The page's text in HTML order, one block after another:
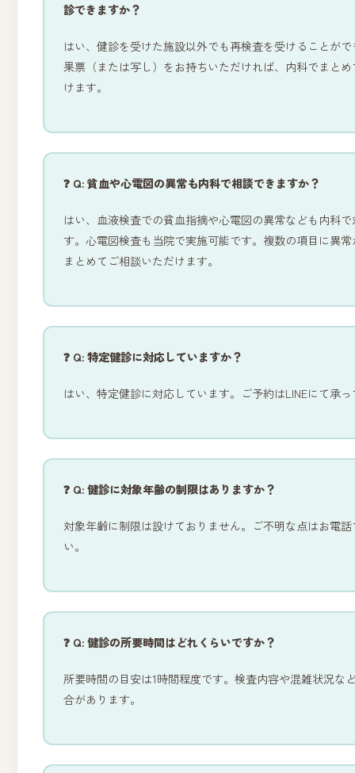
診できますか？
はい、健診を受けた施設以外でも再検査を受けることが
果票（または写し）をお持ちいただければ、内科でまと
けます。
❓ Q: 貧血や心電図の異常も内科で相談できますか？
はい、血液検査での貧血指摘や心電図の異常なども内科
す。心電図検査も当院で実施可能です。複数の項目に異
まとめてご相談いただけます。
❓ Q: 特定健診に対応していますか？
はい、特定健診に対応しています。ご予約はLINEにて承
❓ Q: 健診に対象年齢の制限はありますか？
対象年齢に制限は設けておりません。ご不明な点はお電
い。
❓ Q: 健診の所要時間はどれくらいですか？
所要時間の目安は1時間程度です。検査内容や混雑状況な
合があります。